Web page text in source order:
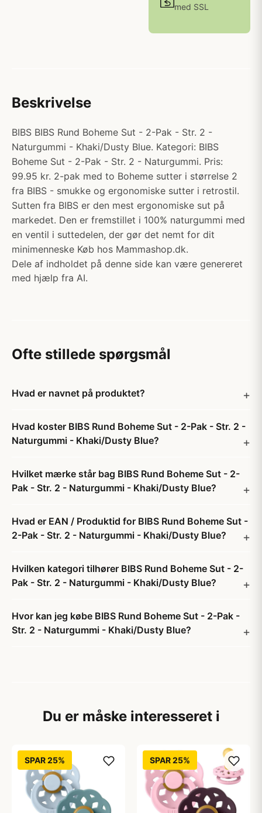
med SSL
Beskrivelse
BIBS BIBS Rund Boheme Sut - 2-Pak - Str. 2 -
Naturgummi - Khaki/Dusty Blue. Kategori: BIBS
Boheme Sut - 2-Pak - Str. 2 - Naturgummi. Pris:
99.95 kr. 2-pak med to Boheme sutter i størrelse 2
fra BIBS - smukke og ergonomiske sutter i retrostil.
Sutten fra BIBS er den mest ergonomiske sut på
markedet. Den er fremstillet i 100% naturgummi med
en ventil i suttedelen, der gør det nemt for dit
minimenneske Køb hos Mammashop.dk.
Dele af indholdet på denne side kan være genereret
med hjælp fra AI.
Ofte stillede spørgsmål
Hvad er navnet på produktet?
Hvad koster BIBS Rund Boheme Sut - 2-Pak - Str. 2 -
Naturgummi - Khaki/Dusty Blue?
Hvilket mærke står bag BIBS Rund Boheme Sut - 2-
Pak - Str. 2 - Naturgummi - Khaki/Dusty Blue?
Hvad er EAN / Produktid for BIBS Rund Boheme Sut -
2-Pak - Str. 2 - Naturgummi - Khaki/Dusty Blue?
Hvilken kategori tilhører BIBS Rund Boheme Sut - 2-
Pak - Str. 2 - Naturgummi - Khaki/Dusty Blue?
Hvor kan jeg købe BIBS Rund Boheme Sut - 2-Pak -
Str. 2 - Naturgummi - Khaki/Dusty Blue?
Du er måske interesseret i
SPAR 25% SPAR 25%